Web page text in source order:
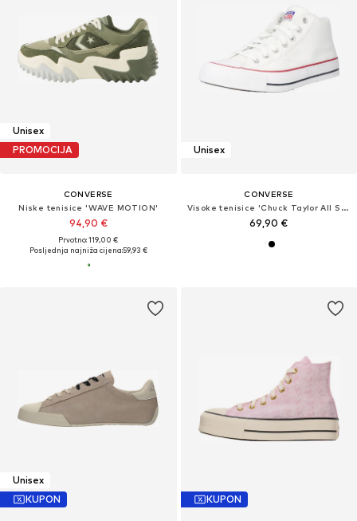
Unisex
PROMOCIJA
CONVERSE
Niske tenisice 'WAVE MOTION'
94,90 €
Prvotno: 119,00 €
Posljednja najniža cijena:59,93 €
Unisex
CONVERSE
Visoke tenisice 'Chuck Taylor All Star Malden Street'
69,90 €
Unisex
KUPON
KUPON